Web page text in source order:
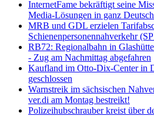
InternetFame bekräftigt seine
Media-Lösungen in ganz
MRB und GDL erzielen
Schienenpersonennahverkehr
RB72: Regionalbahn in
- Zug am Nachmittag abgefahren
Kaufland im Otto-Dix-Center in
geschlossen
Warnstreik im sächsischen
ver.di am Montag bestreikt!
Polizeihubschrauber kreist über